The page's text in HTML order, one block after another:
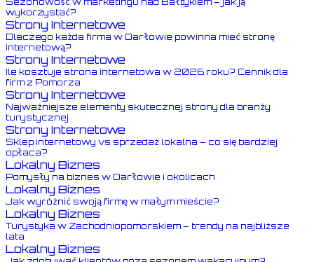
wykorzystać?
Strony Internetowe
Dlaczego każda firma w Darłowie powinna mieć stronę
internetową?
Strony Internetowe
Ile kosztuje strona internetowa w 2026 roku? Cennik dla
firm z Pomorza
Strony Internetowe
Najważniejsze elementy skutecznej strony dla branży
turystycznej
Strony Internetowe
Sklep internetowy vs sprzedaż lokalna – co się bardziej
opłaca?
Lokalny Biznes
Pomysły na biznes w Darłowie i okolicach
Lokalny Biznes
Jak wyróżnić swoją firmę w małym mieście?
Lokalny Biznes
Turystyka w Zachodniopomorskiem – trendy na najbliższe
lata
Lokalny Biznes